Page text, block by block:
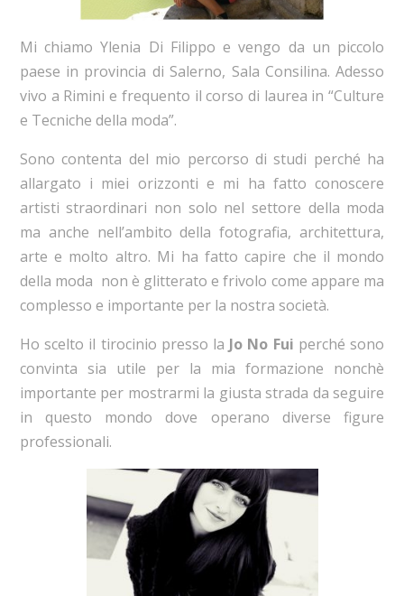
Mi chiamo Ylenia Di Filippo e vengo da un piccolo
paese in provincia di Salerno, Sala Consilina. Adesso
vivo a Rimini e frequento il corso di laurea in “Culture
e Tecniche della moda”.
Sono contenta del mio percorso di studi perché ha
allargato i miei orizzonti e mi ha fatto conoscere
artisti straordinari non solo nel settore della moda
ma anche nell’ambito della fotografia, architettura,
arte e molto altro. Mi ha fatto capire che il mondo
della moda non è glitterato e frivolo come appare ma
complesso e importante per la nostra società.
Ho scelto il tirocinio presso la Jo No Fui perché sono
convinta sia utile per la mia formazione nonchè
importante per mostrarmi la giusta strada da seguire
in questo mondo dove operano diverse figure
professionali.